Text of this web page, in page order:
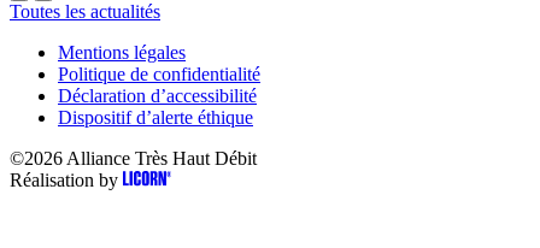
Toutes les actualités
Mentions légales
Politique de confidentialité
Déclaration d’accessibilité
Dispositif d’alerte éthique
©2026 Alliance Très Haut Débit
Réalisation by